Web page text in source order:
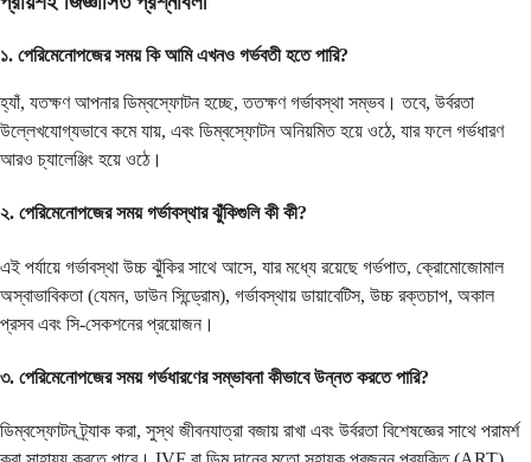
১. পেরিমেনোপজের সময় কি আমি এখনও গর্ভবতী হতে পারি?
হ্যাঁ, যতক্ষণ আপনার ডিম্বস্ফোটন হচ্ছে, ততক্ষণ গর্ভাবস্থা সম্ভব। তবে, উর্বরতা
উল্লেখযোগ্যভাবে কমে যায়, এবং ডিম্বস্ফোটন অনিয়মিত হয়ে ওঠে, যার ফলে গর্ভধারণ
আরও চ্যালেঞ্জিং হয়ে ওঠে।
২. পেরিমেনোপজের সময় গর্ভাবস্থার ঝুঁকিগুলি কী কী?
এই পর্যায়ে গর্ভাবস্থা উচ্চ ঝুঁকির সাথে আসে, যার মধ্যে রয়েছে গর্ভপাত, ক্রোমোজোমাল
অস্বাভাবিকতা (যেমন, ডাউন সিন্ড্রোম), গর্ভাবস্থায় ডায়াবেটিস, উচ্চ রক্তচাপ, অকাল
প্রসব এবং সি-সেকশনের প্রয়োজন।
৩. পেরিমেনোপজের সময় গর্ভধারণের সম্ভাবনা কীভাবে উন্নত করতে পারি?
ডিম্বস্ফোটন ট্র্যাক করা, সুস্থ জীবনযাত্রা বজায় রাখা এবং উর্বরতা বিশেষজ্ঞের সাথে পরামর্শ